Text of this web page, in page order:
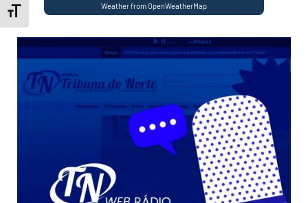
Toggle Font size
Weather from OpenWeatherMap